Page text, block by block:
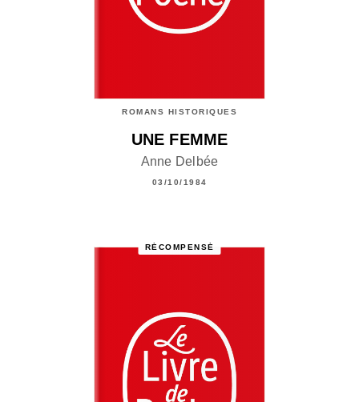
ROMANS HISTORIQUES
UNE FEMME
Anne Delbée
03/10/1984
RÉCOMPENSÉ